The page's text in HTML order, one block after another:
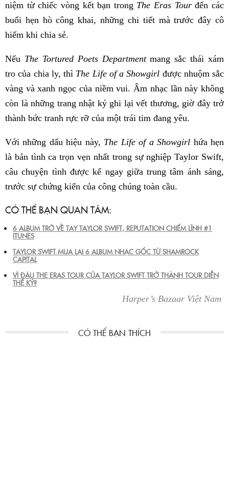
niệm từ chiếc vòng kết bạn trong The Eras Tourđến các
buổi hẹn hò công khai, những chi tiết mà trước đây cô
hiếm khi chia sẻ.
Nếu The Tortured Poets Departmentmang sắc thái xám
tro của chia ly, thì The Life of a Showgirl được nhuộm sắc
vàng và xanh ngọc của niềm vui. Âm nhạc lần này không
còn là những trang nhật ký ghi lại vết thương, giờ đây trở
thành bức tranh rực rỡ của một trái tim đang yêu.
Với những dấu hiệu này, The Life of a Showgirl hứa hẹn
là bản tình ca trọn vẹn nhất trong sự nghiệp Taylor Swift,
câu chuyện tình được kể ngay giữa trung tâm ánh sáng,
trước sự chứng kiến của công chúng toàn cầu.
CÓ THỂ BẠN QUAN TÂM:
6 ALBUM TRỞ VỀ TAY TAYLOR SWIFT, REPUTATION CHIẾM LĨNH #1
ITUNES
TAYLOR SWIFT MUA LẠI 6 ALBUM NHẠC GỐC TỪ SHAMROCK
CAPITAL
VÌ ĐÂU THE ERAS TOUR CỦA TAYLOR SWIFT TRỞ THÀNH TOUR DIỄN
THẾ KỶ?
Harper’s Bazaar Việt Nam